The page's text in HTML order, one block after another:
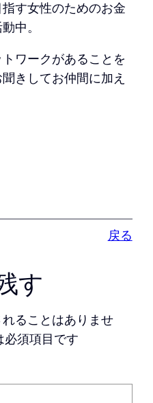
す女性のためのお金
中。
ワークがあることを
きしてお仲間に加え
戻る
す
ることはありませ
必須項目です